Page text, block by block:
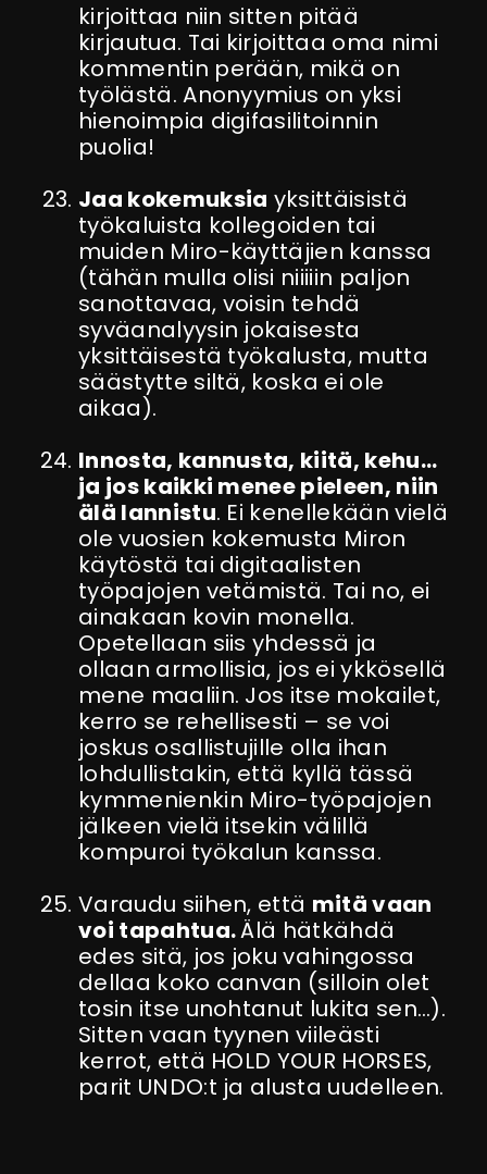
kirjoittaa niin sitten pitää
kirjautua. Tai kirjoittaa oma nimi
kommentin perään, mikä on
työlästä. Anonyymius on yksi
hienoimpia digifasilitoinnin
puolia!
Jaa kokemuksia yksittäisistä
työkaluista kollegoiden tai
muiden Miro-käyttäjien kanssa
(tähän mulla olisi niiiiin paljon
sanottavaa, voisin tehdä
syväanalyysin jokaisesta
yksittäisestä työkalusta, mutta
säästytte siltä, koska ei ole
aikaa).
Innosta, kannusta, kiitä, kehu…
ja jos kaikki menee pieleen, niin
älä lannistu. Ei kenellekään vielä
ole vuosien kokemusta Miron
käytöstä tai digitaalisten
työpajojen vetämistä. Tai no, ei
ainakaan kovin monella.
Opetellaan siis yhdessä ja
ollaan armollisia, jos ei ykkösellä
mene maaliin. Jos itse mokailet,
kerro se rehellisesti – se voi
joskus osallistujille olla ihan
lohdullistakin, että kyllä tässä
kymmenienkin Miro-työpajojen
jälkeen vielä itsekin välillä
kompuroi työkalun kanssa.
Varaudu siihen, että mitä vaan
voi tapahtua.Älä hätkähdä
edes sitä, jos joku vahingossa
dellaa koko canvan (silloin olet
tosin itse unohtanut lukita sen…).
Sitten vaan tyynen viileästi
kerrot, että HOLD YOUR HORSES,
parit UNDO:t ja alusta uudelleen.